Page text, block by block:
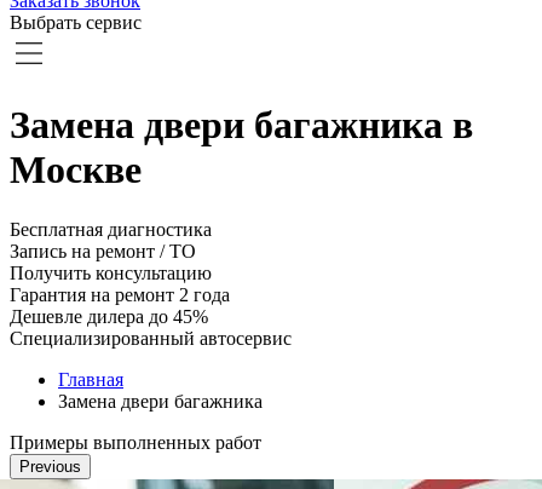
Выбрать сервис
Замена двери багажника в
Москве
Бесплатная диагностика
Запись на ремонт / ТО
Получить консультацию
Гарантия на ремонт 2 года
Дешевле дилера до 45%
Специализированный автосервис
Главная
Замена двери багажника
Примеры выполненных работ
Previous